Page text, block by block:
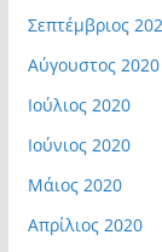
Σεπτέμβριος
Αύγουστος 2020
Ιούλιος 2020
Ιούνιος 2020
Μάιος 2020
Απρίλιος 2020